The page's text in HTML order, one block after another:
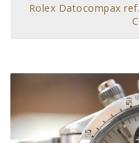
Rolex Datocompax